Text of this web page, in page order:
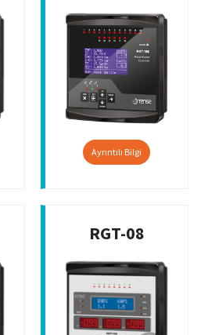
Ayrıntılı Bilgi
RGT-08